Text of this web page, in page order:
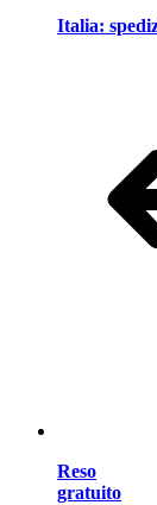
Italia:
Reso
gratuito